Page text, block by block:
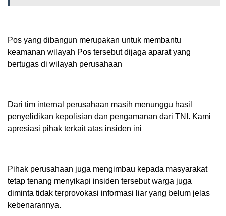
Pos yang dibangun merupakan untuk membantu
keamanan wilayah Pos tersebut dijaga aparat yang
bertugas di wilayah perusahaan
Dari tim internal perusahaan masih menunggu hasil
penyelidikan kepolisian dan pengamanan dari TNI. Kami
apresiasi pihak terkait atas insiden ini
Pihak perusahaan juga mengimbau kepada masyarakat
tetap tenang menyikapi insiden tersebut warga juga
diminta tidak terprovokasi informasi liar yang belum jelas
kebenarannya.